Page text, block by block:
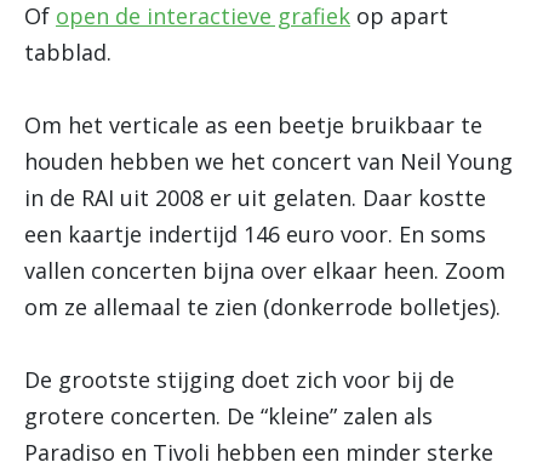
Of open de interactieve grafiek op apart
tabblad.
Om het verticale as een beetje bruikbaar te
houden hebben we het concert van Neil Young
in de RAI uit 2008 er uit gelaten. Daar kostte
een kaartje indertijd 146 euro voor. En soms
vallen concerten bijna over elkaar heen. Zoom
om ze allemaal te zien (donkerrode bolletjes).
De grootste stijging doet zich voor bij de
grotere concerten. De “kleine” zalen als
Paradiso en Tivoli hebben een minder sterke